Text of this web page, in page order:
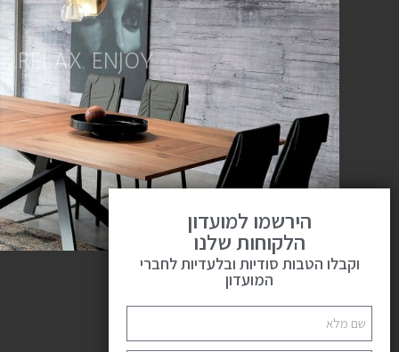
RELAX. ENJOY.
הירשמו למועדון
הלקוחות שלנו
וקבלו הטבות סודיות ובלעדיות לחברי
המועדון